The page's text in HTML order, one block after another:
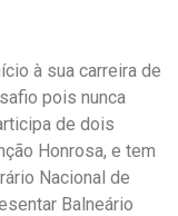
à sua carreira de
pois nunca
de dois
Honrosa, e tem
Nacional de
Balneário